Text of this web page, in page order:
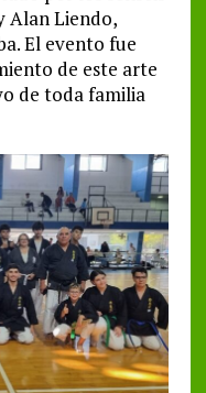
Alan Liendo,
El evento fue
de este arte
de toda familia